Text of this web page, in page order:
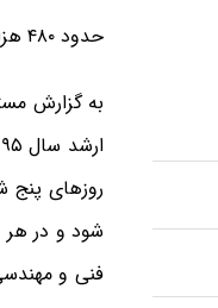
حدود ۴۸۰ هزار نفر در آزمون کارشناسی ارشد ۱۳۹۵ دانشگاه آزاد اسلامی ثبت نام کرده اند.
فنی و